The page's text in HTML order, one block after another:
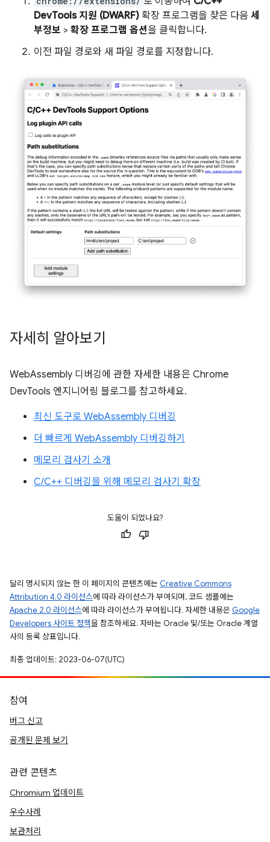
DevTools 지원 (DWARF) 확장 프로그램을 찾은 다음 세
부정보 > 확장 프로그램 옵션을 클릭합니다.
이전 파일 경로와 새 파일 경로를 지정합니다.
자세히 알아보기
WebAssembly 디버깅에 관한 자세한 내용은 Chrome
DevTools 엔지니어링 블로그를 참고하세요.
최신 도구로 WebAssembly 디버깅
더 빠르게 WebAssembly 디버깅하기
메모리 검사기 소개
C/C++ 디버깅을 위해 메모리 검사기 확장
도움이 되었나요?
달리 명시되지 않는 한 이 페이지의 콘텐츠에는 Creative Commons
Attribution 4.0 라이선스에 따라 라이선스가 부여되며, 코드 샘플에는
Apache 2.0 라이선스에 따라 라이선스가 부여됩니다. 자세한 내용은 Google
Developers 사이트 정책을 참조하세요. 자바는 Oracle 및/또는 Oracle 계열
사의 등록 상표입니다.
최종 업데이트: 2023-06-07(UTC)
참여
버그 신고
공개된 문제 보기
관련 콘텐츠
Chromium 업데이트
우수사례
보관처리